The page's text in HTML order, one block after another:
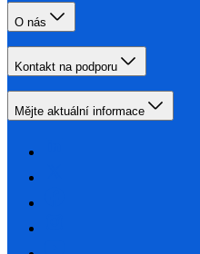
O nás
Kontakt na podporu
Mějte aktuální informace